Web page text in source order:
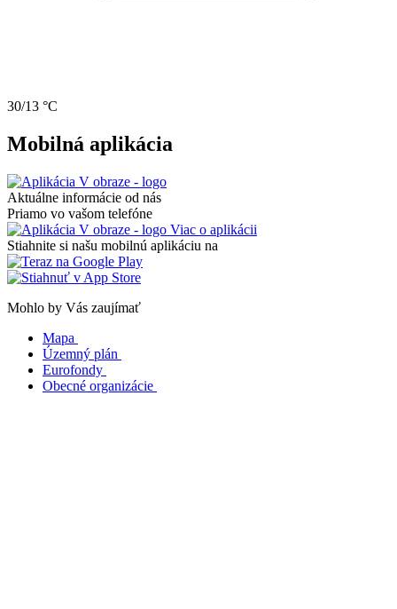
30/13 °C
Mobilná aplikácia
Aktuálne informácie od nás
Priamo vo vašom telefóne
Viac o aplikácii
Stiahnite si našu mobilnú aplikáciu na
Mohlo by Vás zaujímať
Mapa
Územný plán
Eurofondy
Obecné organizácie